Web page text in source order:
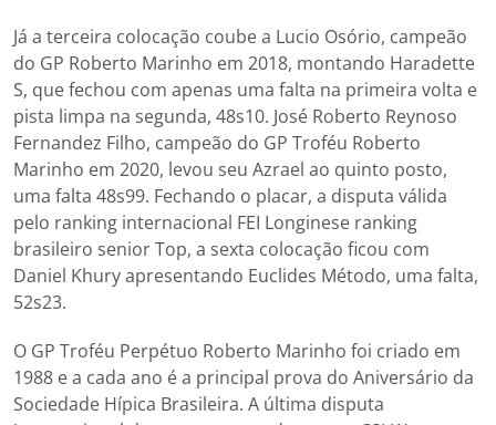
Já a terceira colocação coube a Lucio Osório, campeão
do GP Roberto Marinho em 2018, montando Haradette
S, que fechou com apenas uma falta na primeira volta e
pista limpa na segunda, 48s10. José Roberto Reynoso
Fernandez Filho, campeão do GP Troféu Roberto
Marinho em 2020, levou seu Azrael ao quinto posto,
uma falta 48s99. Fechando o placar, a disputa válida
pelo ranking internacional FEI Longinese ranking
brasileiro senior Top, a sexta colocação ficou com
Daniel Khury apresentando Euclides Método, uma falta,
52s23.
O GP Troféu Perpétuo Roberto Marinho foi criado em
1988 e a cada ano é a principal prova do Aniversário da
Sociedade Hípica Brasileira. A última disputa